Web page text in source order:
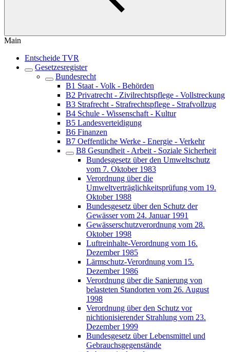
Main
Entscheide TVR
Gesetzesregister
Bundesrecht
B1 Staat - Volk - Behörden
B2 Privatrecht - Zivilrechtspflege - Vollstreckung
B3 Strafrecht - Strafrechtspflege - Strafvollzug
B4 Schule - Wissenschaft - Kultur
B5 Landesverteidigung
B6 Finanzen
B7 Oeffentliche Werke - Energie - Verkehr
B8 Gesundheit - Arbeit - Soziale Sicherheit
Bundesgesetz über den Umweltschutz
vom 7. Oktober 1983
Verordnung über die
Umweltverträglichkeitsprüfung vom 19.
Oktober 1988
Bundesgesetz über den Schutz der
Gewässer vom 24. Januar 1991
Gewässerschutzverordnung vom 28.
Oktober 1998
Luftreinhalte-Verordnung vom 16.
Dezember 1985
Lärmschutz-Verordnung vom 15.
Dezember 1986
Verordnung über die Sanierung von
belasteten Standorten vom 26. August
1998
Verordnung über den Schutz vor
nichtionisierender Strahlung vom 23.
Dezember 1999
Bundesgesetz über Lebensmittel und
Gebrauchsgegenstände